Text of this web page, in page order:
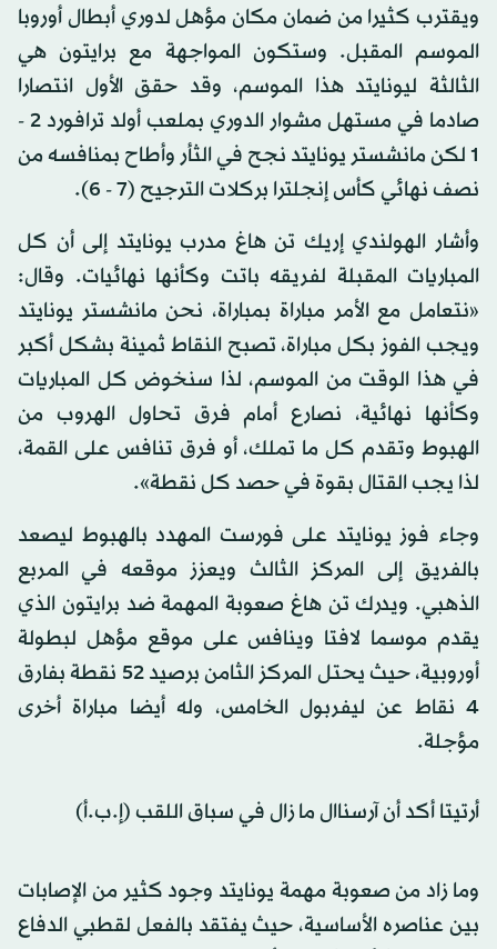
ويقترب كثيرا من ضمان مكان مؤهل لدوري أبطال أوروبا
الموسم المقبل. وستكون المواجهة مع برايتون هي
الثالثة ليونايتد هذا الموسم، وقد حقق الأول انتصارا
صادما في مستهل مشوار الدوري بملعب أولد ترافورد 2 -
1 لكن مانشستر يونايتد نجح في الثأر وأطاح بمنافسه من
نصف نهائي كأس إنجلترا بركلات الترجيح (7 - 6).
وأشار الهولندي إريك تن هاغ مدرب يونايتد إلى أن كل
المباريات المقبلة لفريقه باتت وكأنها نهائيات. وقال:
«نتعامل مع الأمر مباراة بمباراة، نحن مانشستر يونايتد
ويجب الفوز بكل مباراة، تصبح النقاط ثمينة بشكل أكبر
في هذا الوقت من الموسم، لذا سنخوض كل المباريات
وكأنها نهائية، نصارع أمام فرق تحاول الهروب من
الهبوط وتقدم كل ما تملك، أو فرق تنافس على القمة،
لذا يجب القتال بقوة في حصد كل نقطة».
وجاء فوز يونايتد على فورست المهدد بالهبوط ليصعد
بالفريق إلى المركز الثالث ويعزز موقعه في المربع
الذهبي. ويدرك تن هاغ صعوبة المهمة ضد برايتون الذي
يقدم موسما لافتا وينافس على موقع مؤهل لبطولة
أوروبية، حيث يحتل المركز الثامن برصيد 52 نقطة بفارق
4 نقاط عن ليفربول الخامس، وله أيضا مباراة أخرى
مؤجلة.
أرتيتا أكد أن آرسناال ما زال في سباق اللقب (إ.ب.أ)
وما زاد من صعوبة مهمة يونايتد وجود كثير من الإصابات
بين عناصره الأساسية، حيث يفتقد بالفعل لقطبي الدفاع